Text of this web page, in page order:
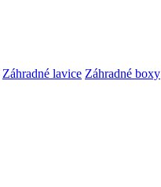
Záhradné lavice Záhradné boxy